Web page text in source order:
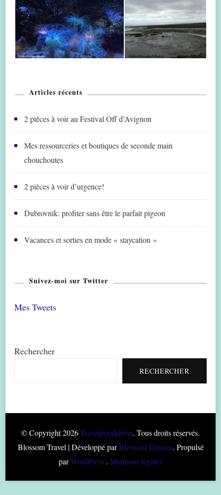
Articles récents
2 pièces à voir au Festival Off d’Avignon
Mes ressourceries et boutiques de seconde main
chouchoutes
2 pièces à voir d’urgence!
Dubrovnik: profiter sans être le parfait pigeon
Vacances et sorties en mode « staycation »
Suivez-moi sur Twitter
Mes Tweets
Rechercher
RECHERCHER
© Copyright 2026Travelingaddress. Tous droits réservés.
Blossom Travel | Développé parBlossom Themes. Propulsé
parWordPress . Mentions légales